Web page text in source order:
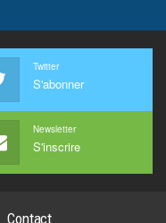
Twitter
S'abonner
Newsletter
S'inscrire
Contact